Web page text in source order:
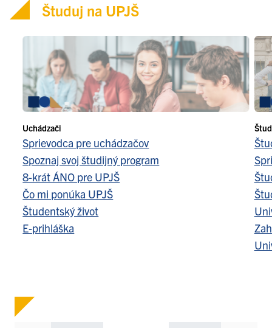
Študuj na UPJŠ
Uchádzači
Sprievodca pre uchádzačov
Spoznaj svoj študijný program
8-krát ÁNO pre UPJŠ
Čo mi ponúka UPJŠ
Študentský život
E-prihláška